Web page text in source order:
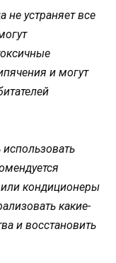
не устраняет все
и могут
кондиционеры
какие-
и восстановить